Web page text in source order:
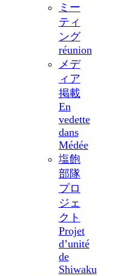
ミー
ティ
ング
réunion
メデ
ィア
掲載
En
vedette
dans
Médée
塩飽
部隊
プロ
ジェ
クト
Projet
d’unité
de
Shiwaku